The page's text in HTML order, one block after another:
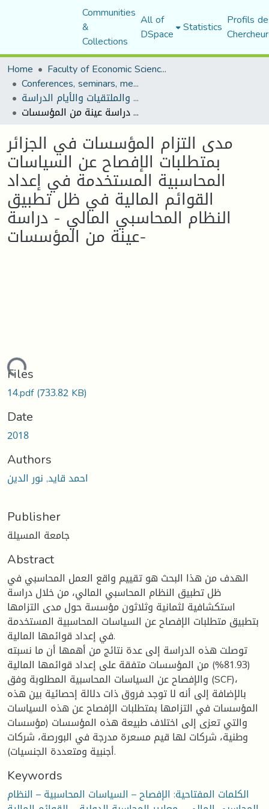
Communities
&
Collections
All of
DSpace Statistics Profils
Home
Faculty of Economic Sciences, Commerce and Management Sciences
Conferences, seminars, meetings, and study days
المؤتمرات والندوات والملتقيات والأيام الدراسة
مدى التزام المؤسسات في الجزائر بمتطلبات الإفصاح عن السياسات المحاسبية المستخدمة في إعداد القوائم المالية في ظل تطبيق النظام المحاسبي المالي - دراسة عينة من المؤسسات-
مدى التزام المؤسسات في الجزائر
بمتطلبات الإفصاح عن السياسات
المحاسبية المستخدمة في إعداد
القوائم المالية في ظل تطبيق
النظام المحاسبي المالي - دراسة
عينة من المؤسسات-
Files
14.pdf(733.82 KB)
Date
2018
Authors
احمد قايد, نور الدين
Publisher
جامعة المسيلة
Abstract
الهدف من هذا البحث هو تقييم واقع العمل المحاسبي في
ظل تطبيق النظام المحاسبي المالي، من خلال دراسة
استكشافية لثمانية وثلاثون مؤسسة حول مدى التزامها
بتطبيق متطلبات الإفصاح عن السياسات المحاسبية المستخدمة
في إعداد قوائمها المالية.
توصلت هذه الدراسة إلى عدة نتائج من أهمها أن ما نسبته
(81.93%) من المؤسسات متفقة على إعداد قوائمها المالية
والإفصاح عن السياسات المحاسبية المطلوبة وفق (SCF)،
بالإضافة إلى أنه لا توجد فروق ذات دلالة إحصائية بين هذه
المؤسسات في التزامها بمتطلبات الإفصاح عن هذه السياسات
والتي تعزى إلى اختلاف طبيعة هذه المؤسسات (مؤسسات
وطنية، شركات لها قيم مسعرة مدرجة في البورصة، شركات
أجنبية ومتعددة الجنسيات).
Keywords
الكلمات المفتاحية: الإفصاح – السياسات المحاسبية – النظام